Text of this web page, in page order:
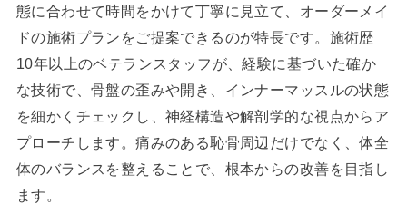
態に合わせて時間をかけて丁寧に見立て、オーダーメイ
ドの施術プランをご提案できるのが特長です。施術歴
10年以上のベテランスタッフが、経験に基づいた確か
な技術で、骨盤の歪みや開き、インナーマッスルの状態
を細かくチェックし、神経構造や解剖学的な視点からア
プローチします。痛みのある恥骨周辺だけでなく、体全
体のバランスを整えることで、根本からの改善を目指し
ます。